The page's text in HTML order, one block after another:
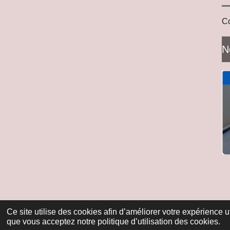
Ce site utilise des cookies afin d’améliorer votre
que vous acceptez notre politique d’utilisation des cookies.